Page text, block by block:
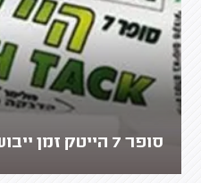
סופר 7 הייטק זמן ייבוש